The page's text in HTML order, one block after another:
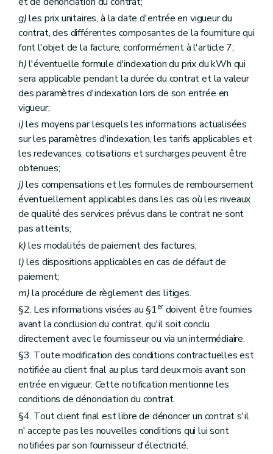
g)les prix unitaires, à la date d'entrée en vigueur du
contrat, des différentes composantes de la fourniture qui
font l'objet de la facture, conformément à l'article 7;
h)l'éventuelle formule d'indexation du prix du kWh qui
sera applicable pendant la durée du contrat et la valeur
des paramètres d'indexation lors de son entrée en
vigueur;
i)les moyens par lesquels les informations actualisées
sur les paramètres d'indexation, les tarifs applicables et
les redevances, cotisations et surcharges peuvent être
obtenues;
j)les compensations et les formules de remboursement
éventuellement applicables dans les cas où les niveaux
de qualité des services prévus dans le contrat ne sont
pas atteints;
k)les modalités de paiement des factures;
l)les dispositions applicables en cas de défaut de
paiement;
m)la procédure de règlement des litiges.
§2. Les informations visées au §1erdoivent être fournies
avant la conclusion du contrat, qu'il soit conclu
directement avec le fournisseur ou via un intermédiaire.
§3. Toute modification des conditions contractuelles est
notifiée au client final au plus tard deux mois avant son
entrée en vigueur. Cette notification mentionne les
conditions de dénonciation du contrat.
§4. Tout client final est libre de dénoncer un contrat s'il
n' accepte pas les nouvelles conditions qui lui sont
notifiées par son fournisseur d'électricité.